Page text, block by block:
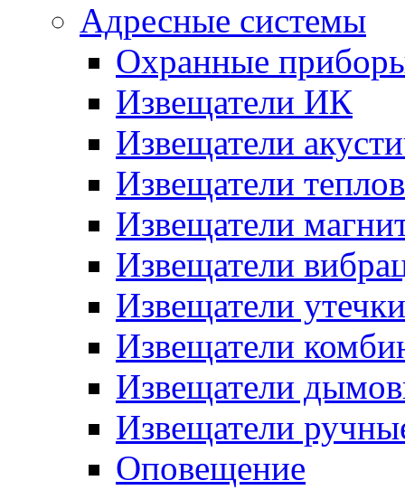
Адресные системы
Охранные
Извещатели ИК
Извещатели
Извещатели
Извещатели
Извещатели
Извещатели утечки
Извещатели
Извещатели
Извещатели
Оповещение